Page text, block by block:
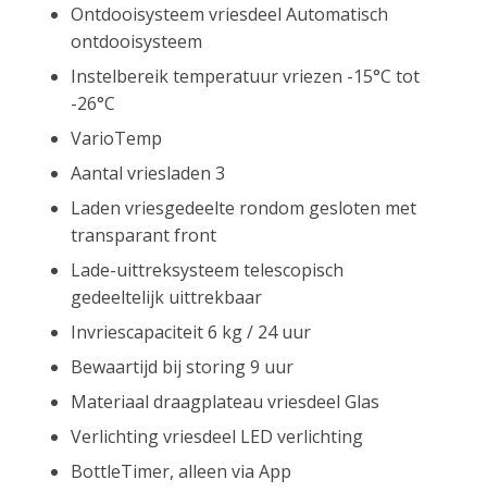
Ontdooisysteem vriesdeel Automatisch
ontdooisysteem
Instelbereik temperatuur vriezen -15°C tot
-26°C
VarioTemp
Aantal vriesladen 3
Laden vriesgedeelte rondom gesloten met
transparant front
Lade-uittreksysteem telescopisch
gedeeltelijk uittrekbaar
Invriescapaciteit 6 kg / 24 uur
Bewaartijd bij storing 9 uur
Materiaal draagplateau vriesdeel Glas
Verlichting vriesdeel LED verlichting
BottleTimer, alleen via App